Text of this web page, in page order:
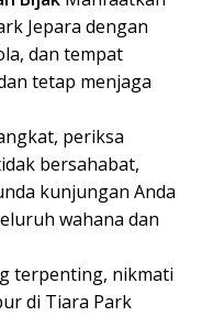
Jepara dengan
dan tempat
tetap menjaga
periksa
bersahabat,
kunjungan Anda
wahana dan
terpenting, nikmati
di Tiara Park